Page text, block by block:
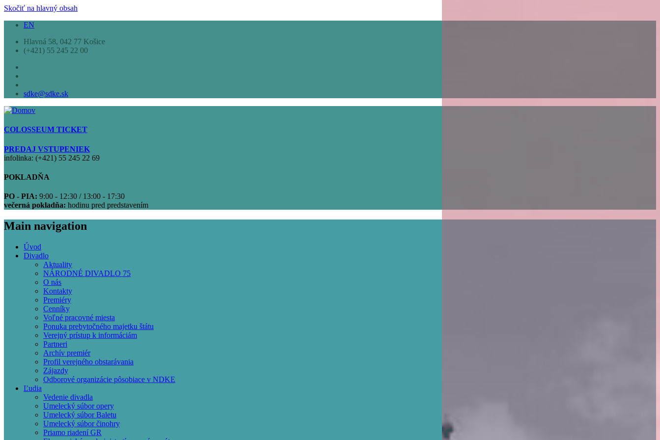
Skočiť na hlavný obsah
EN
Hlavná 58, 042 77 Košice
(+421) 55 245 22 00
sdke@sdke.sk
COLOSSEUM TICKET
PREDAJ VSTUPENIEK
infolinka: (+421) 55 245 22 69
POKLADŇA
PO - PIA: 9:00 - 12:30 / 13:00 - 17:30
večerná pokladňa: hodinu pred predstavením
Main navigation
Úvod
Divadlo
Aktuality
NÁRODNÉ DIVADLO 75
O nás
Kontakty
Premiéry
Cenníky
Voľné pracovné miesta
Ponuka prebytočného majetku štátu
Verejný prístup k informáciám
Partneri
Archív premiér
Profil verejného obstarávania
Zájazdy
Odborové organizácie pôsobiace v NDKE
Ľudia
Vedenie divadla
Umelecký súbor opery
Umelecký súbor Baletu
Umelecký súbor činohry
Priamo riadení GR